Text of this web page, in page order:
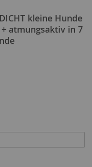
kleine Hunde
atmungsaktiv in 7